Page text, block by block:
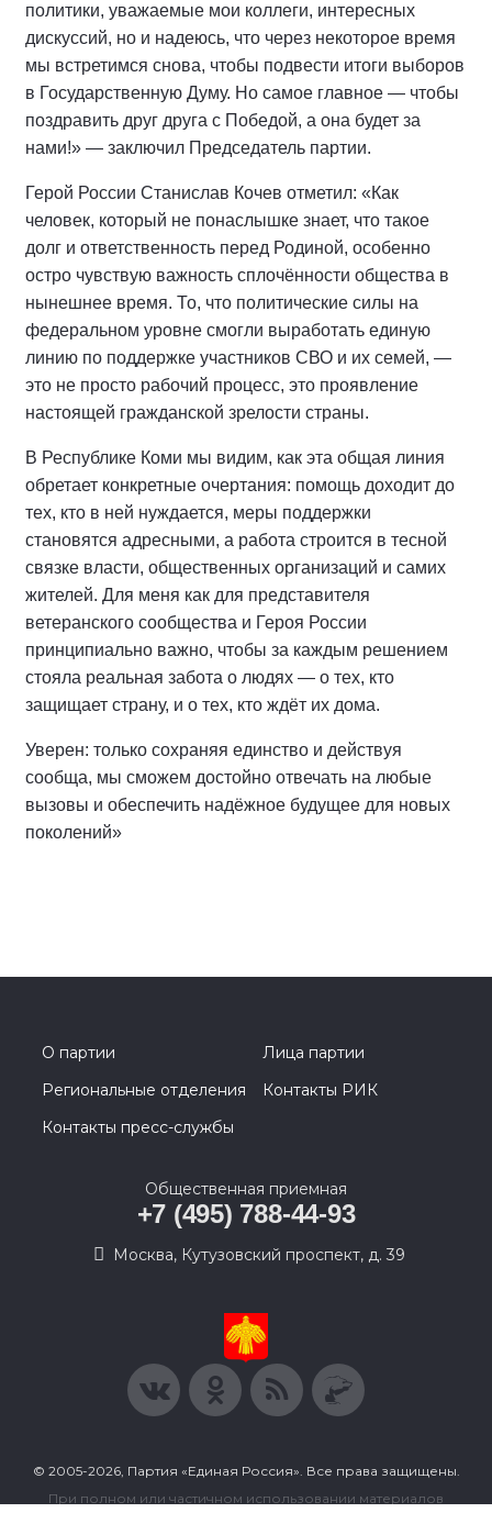
политики, уважаемые мои коллеги, интересных
дискуссий, но и надеюсь, что через некоторое время
мы встретимся снова, чтобы подвести итоги выборов
в Государственную Думу. Но самое главное — чтобы
поздравить друг друга с Победой, а она будет за
нами!» — заключил Председатель партии.
Герой России Станислав Кочев отметил: «Как
человек, который не понаслышке знает, что такое
долг и ответственность перед Родиной, особенно
остро чувствую важность сплочённости общества в
нынешнее время. То, что политические силы на
федеральном уровне смогли выработать единую
линию по поддержке участников СВО и их семей, —
это не просто рабочий процесс, это проявление
настоящей гражданской зрелости страны.
В Республике Коми мы видим, как эта общая линия
обретает конкретные очертания: помощь доходит до
тех, кто в ней нуждается, меры поддержки
становятся адресными, а работа строится в тесной
связке власти, общественных организаций и самих
жителей. Для меня как для представителя
ветеранского сообщества и Героя России
принципиально важно, чтобы за каждым решением
стояла реальная забота о людях — о тех, кто
защищает страну, и о тех, кто ждёт их дома.
Уверен: только сохраняя единство и действуя
сообща, мы сможем достойно отвечать на любые
вызовы и обеспечить надёжное будущее для новых
поколений»
О партии
Лица партии
Региональные отделения
Контакты РИК
Контакты пресс-службы
Общественная приемная
+7 (495) 788-44-93
Москва, Кутузовский проспект, д. 39
© 2005-2026, Партия «Единая Россия». Все права защищены.
При полном или частичном использовании материалов